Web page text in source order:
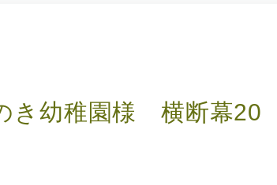
き幼稚園様 横断幕20